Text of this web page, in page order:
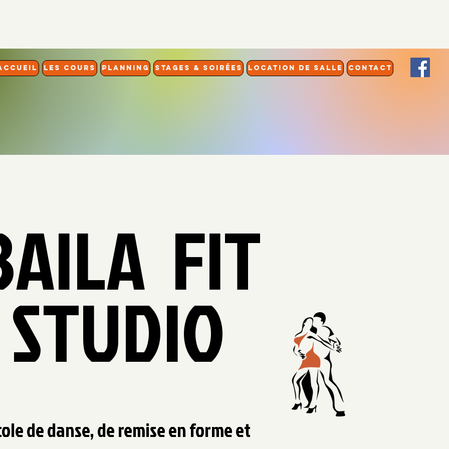
LES COURS PLANNING STAGES & SOIRÉES LOCATION DE SALLE CONTACT
FIT
STUDIO
de danse, de remise en forme et